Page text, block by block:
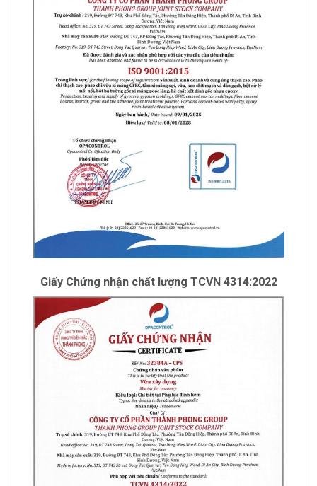
Giấy Chứng nhận chất lượng TCVN 4314:2022